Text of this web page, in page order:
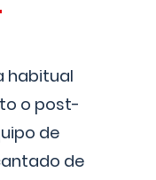
habitual
o post-
de
de